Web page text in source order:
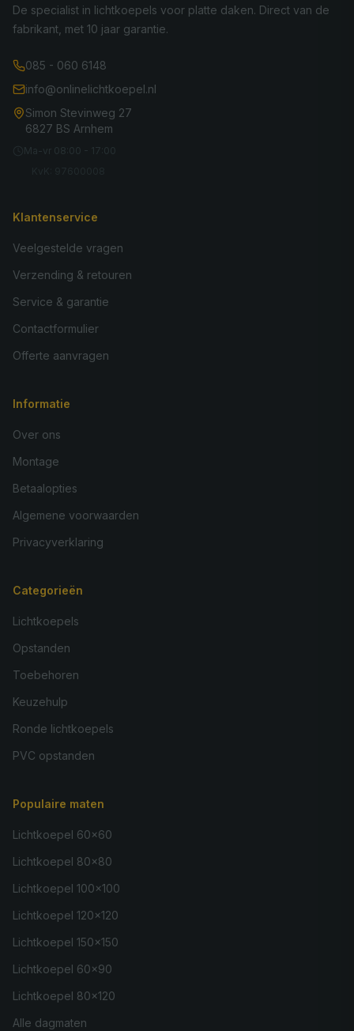
De specialist in lichtkoepels voor platte daken. Direct van de
fabrikant, met 10 jaar garantie.
085 - 060 6148
info@onlinelichtkoepel.nl
Simon Stevinweg 27
6827 BS Arnhem
Ma-vr 08:00 - 17:00
Klantenservice
Veelgestelde vragen
Verzending & retouren
Service & garantie
Contactformulier
Offerte aanvragen
Informatie
Over ons
Montage
Betaalopties
Algemene voorwaarden
Privacyverklaring
Categorieën
Lichtkoepels
Opstanden
Toebehoren
Keuzehulp
Ronde lichtkoepels
PVC opstanden
Populaire maten
Lichtkoepel 60×60
Lichtkoepel 80×80
Lichtkoepel 100×100
Lichtkoepel 120×120
Lichtkoepel 150×150
Lichtkoepel 60×90
Lichtkoepel 80×120
Alle dagmaten